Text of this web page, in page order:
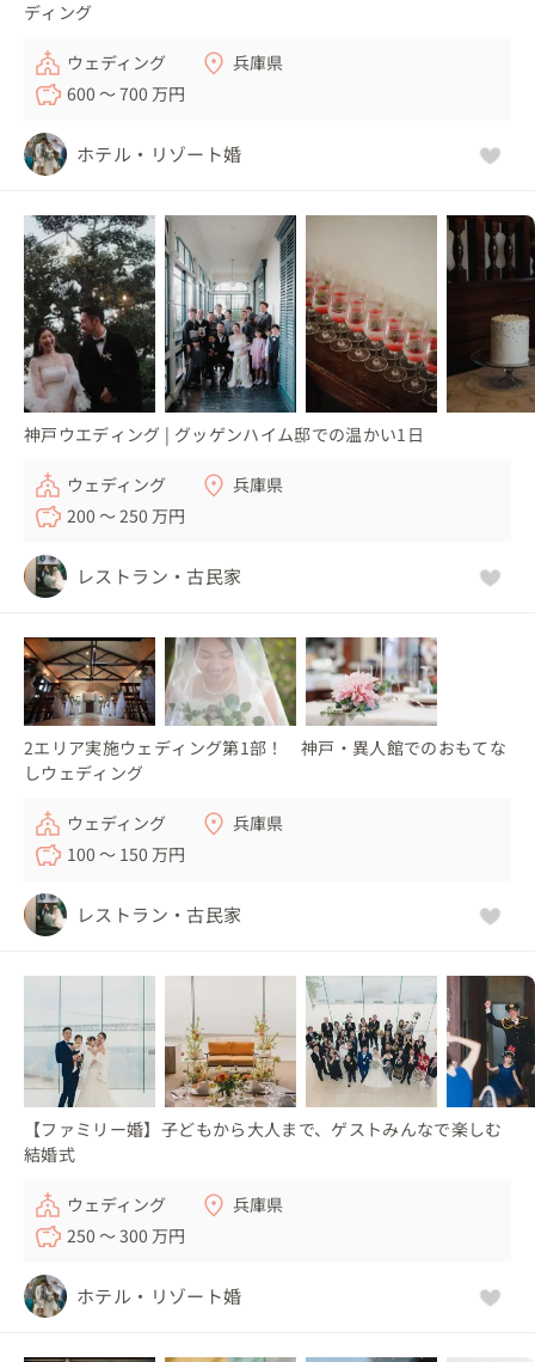
ディング
ウェディング
兵庫県
600 〜 700 万円
ホテル・リゾート婚
神戸ウエディング | グッゲンハイム邸での温かい1日
ウェディング
兵庫県
200 〜 250 万円
レストラン・古民家
2エリア実施ウェディング第1部！ 神戸・異人館でのおもてな
しウェディング
ウェディング
兵庫県
100 〜 150 万円
レストラン・古民家
【ファミリー婚】子どもから大人まで、ゲストみんなで楽しむ
結婚式
ウェディング
兵庫県
250 〜 300 万円
ホテル・リゾート婚